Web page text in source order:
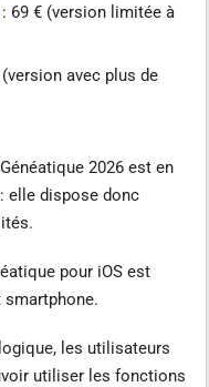
: 69 € (version limitée à
(version avec plus de
2026 est en
elle dispose donc
pour iOS est
les utilisateurs
utiliser les fonctions